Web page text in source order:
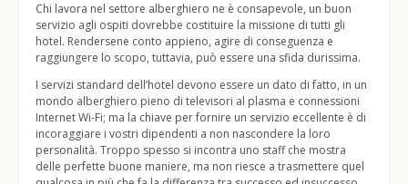
Chi lavora nel settore alberghiero ne è consapevole, un buon
servizio agli ospiti dovrebbe costituire la missione di tutti gli
hotel. Rendersene conto appieno, agire di conseguenza e
raggiungere lo scopo, tuttavia, può essere una sfida durissima.
I servizi standard dell’hotel devono essere un dato di fatto, in un
mondo alberghiero pieno di televisori al plasma e connessioni
Internet Wi-Fi; ma la chiave per fornire un servizio eccellente è di
incoraggiare i vostri dipendenti a non nascondere la loro
personalità. Troppo spesso si incontra uno staff che mostra
delle perfette buone maniere, ma non riesce a trasmettere quel